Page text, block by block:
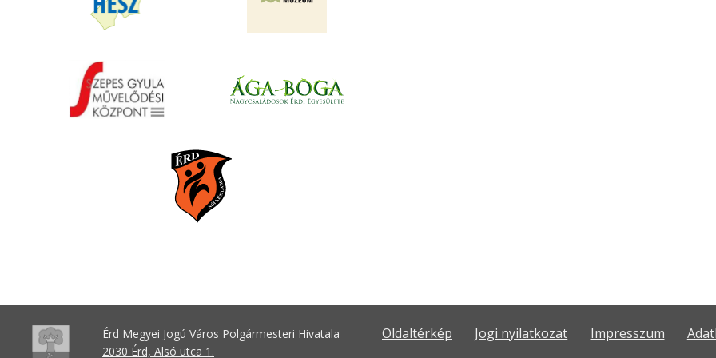
Érd Megyei Jogú Város Polgármesteri Hivatala
2030 Érd, Alsó utca 1.
Oldaltérkép Jogi nyilatkozat Impresszum